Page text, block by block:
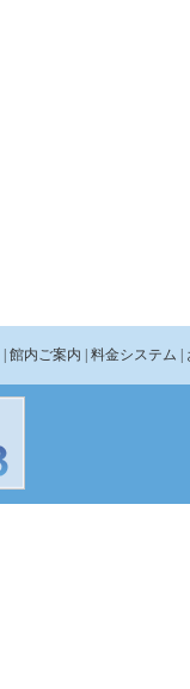
| 館内ご案内 | 料金システム